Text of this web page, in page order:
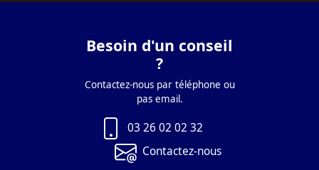
Besoin d'un conseil
?
Contactez-nous par téléphone ou
pas email.
03 26 02 02 32
Contactez-nous